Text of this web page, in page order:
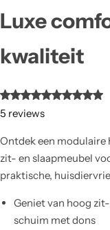
Luxe
kwaliteit
5 reviews
Ontdek een
zit- en slaapmeubel
praktische,
Geniet van hoog
schuim met dons